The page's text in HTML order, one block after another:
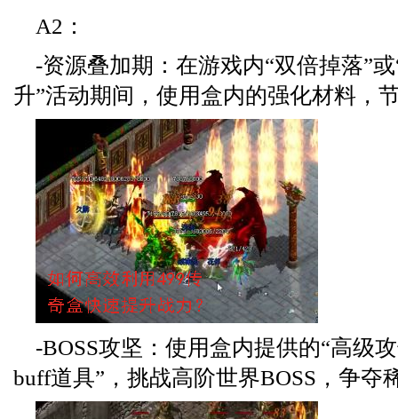
A2：
-资源叠加期：在游戏内“双倍掉落”
升”活动期间，使用盒内的强化材料，
-BOSS攻坚：使用盒内提供的“高级
buff道具”，挑战高阶世界BOSS，争夺